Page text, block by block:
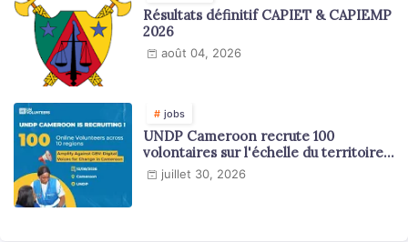
Résultats définitif CAPIET & CAPIEMP
2026
août 04, 2026
jobs
UNDP Cameroon recrute 100
volontaires sur l'échelle du territoire
national
juillet 30, 2026